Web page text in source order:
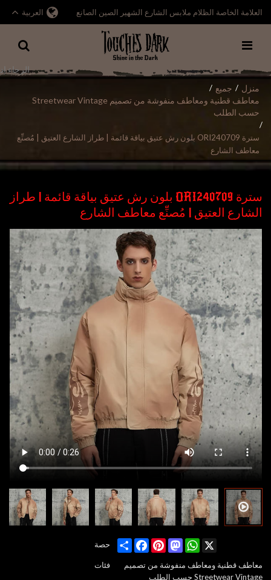
العلامة الخاصة الظلام ملابس الشارع الشهير الصين الصانع العربية
منزل / جميع /
معاطف قطنية ومعاطف منفوشة من تصميم Streetwear Vintage
حسب الطلب
/
سترة ORI240709 بلون رش عتيق بياقة قائمة | طراز الشارع العتيق | مُصنِّع
معاطف الشارع
سترة ORI240709 بلون رش عتيق بياقة قائمة | طراز
الشارع العتيق | مُصنِّع معاطف الشارع
حصة Share
FacebookPinterest
Mastodon
WhatsApp X
فئات
معاطف قطنية ومعاطف منفوشة من تصميم
Streetwear Vintage حسب الطلب